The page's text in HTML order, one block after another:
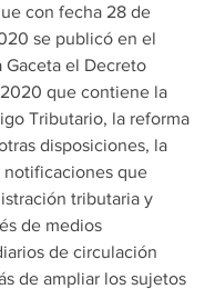
con fecha 28 de
se publicó en el
Gaceta el Decreto
que contiene la
Tributario, la reforma
disposiciones, la
notificaciones que
tributaria y
de medios
de circulación
de ampliar los sujetos